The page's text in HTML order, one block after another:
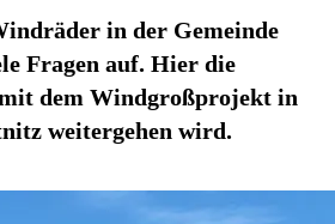
in der Gemeinde
Fragen auf. Hier die
dem Windgroßprojekt in
weitergehen wird.